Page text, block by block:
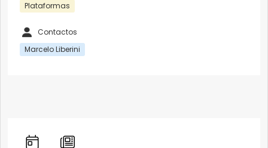
Plataformas
Contactos
Marcelo Liberini